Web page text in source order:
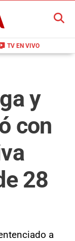
TV EN VIVO
BUSCAR
y
con
28
a